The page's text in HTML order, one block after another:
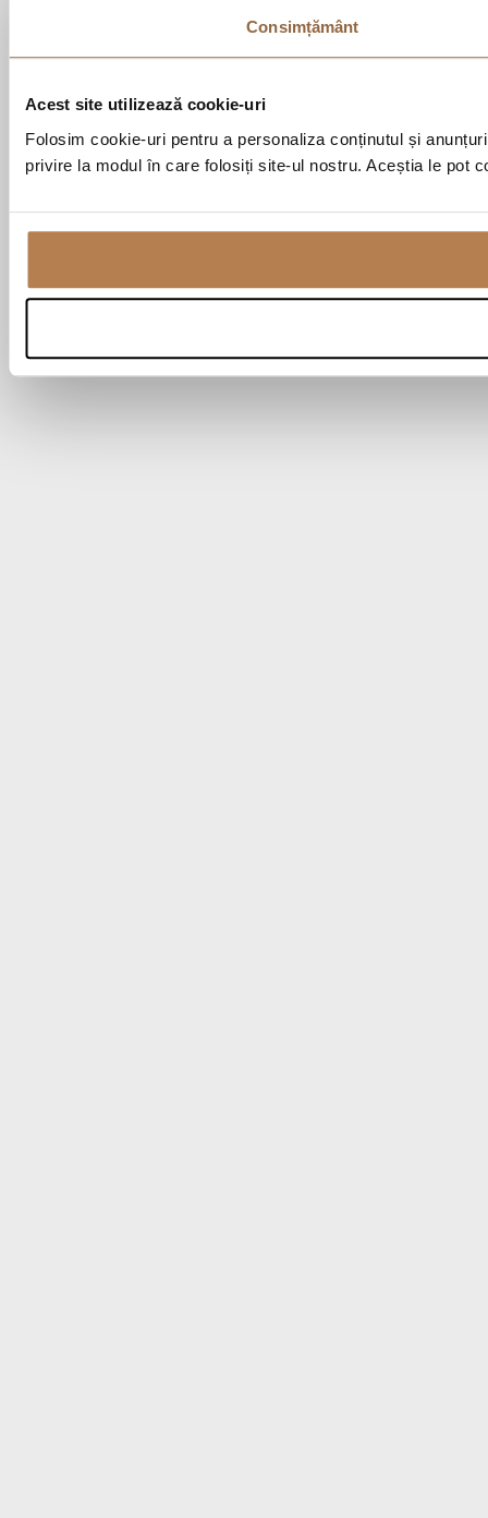
Consimțământ
Acest site utilizează cookie-uri
Folosim cookie-uri pentru a personaliza conținutul și
privire la modul în care folosiți site-ul nostru. Aceștia le pot